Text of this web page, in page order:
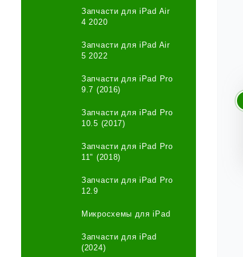
Запчасти для iPad Air
4 2020
Запчасти для iPad Air
5 2022
Запчасти для iPad Pro
9.7 (2016)
Запчасти для iPad Pro
10.5 (2017)
Запчасти для iPad Pro
11" (2018)
Запчасти для iPad Pro
12.9
Микросхемы для iPad
Запчасти для iPad
(2024)